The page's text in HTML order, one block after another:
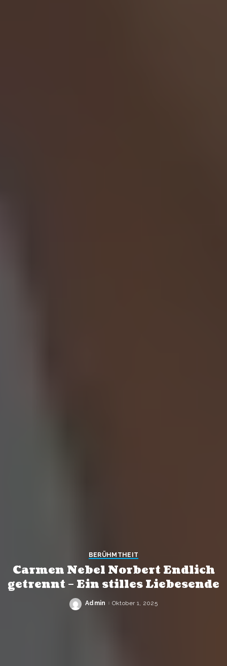
BERÜHMTHEIT
Carmen Nebel Norbert Endlich
getrennt – Ein stilles Liebesende
Posted
Admin Oktober 1, 2025